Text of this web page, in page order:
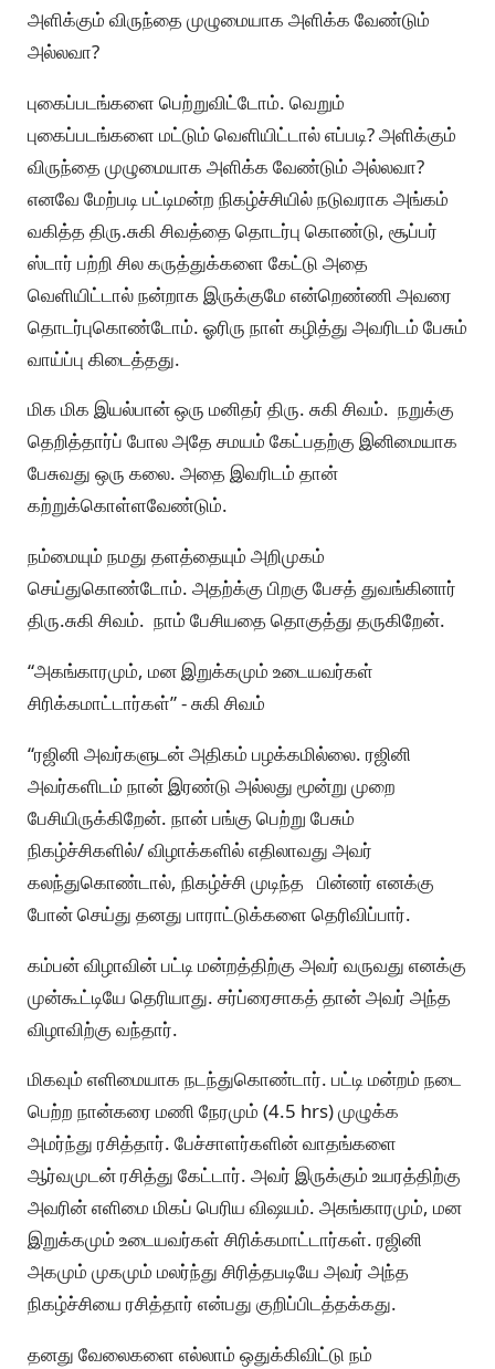
அளிக்கும் விருந்தை முழுமையாக அளிக்க வேண்டும்
அல்லவா?
புகைப்படங்களை பெற்றுவிட்டோம். வெறும்
புகைப்படங்களை மட்டும் வெளியிட்டால் எப்படி? அளிக்கும்
விருந்தை முழுமையாக அளிக்க வேண்டும் அல்லவா?
எனவே மேற்படி பட்டிமன்ற நிகழ்ச்சியில் நடுவராக அங்கம்
வகித்த திரு.சுகி சிவத்தை தொடர்பு கொண்டு, சூப்பர்
ஸ்டார் பற்றி சில கருத்துக்களை கேட்டு அதை
வெளியிட்டால் நன்றாக இருக்குமே என்றெண்ணி அவரை
தொடர்புகொண்டோம். ஓரிரு நாள் கழித்து அவரிடம் பேசும்
வாய்ப்பு கிடைத்தது.
மிக மிக இயல்பான் ஒரு மனிதர் திரு. சுகி சிவம். நறுக்கு
தெறித்தார்ப் போல அதே சமயம் கேட்பதற்கு இனிமையாக
பேசுவது ஒரு கலை. அதை இவரிடம் தான்
கற்றுக்கொள்ளவேண்டும்.
நம்மையும் நமது தளத்தையும் அறிமுகம்
செய்துகொண்டோம். அதற்க்கு பிறகு பேசத் துவங்கினார்
திரு.சுகி சிவம். நாம் பேசியதை தொகுத்து தருகிறேன்.
“அகங்காரமும், மன இறுக்கமும் உடையவர்கள்
சிரிக்கமாட்டார்கள்” - சுகி சிவம்
“ரஜினி அவர்களுடன் அதிகம் பழக்கமில்லை. ரஜினி
அவர்களிடம் நான் இரண்டு அல்லது மூன்று முறை
பேசியிருக்கிறேன். நான் பங்கு பெற்று பேசும்
நிகழ்ச்சிகளில்/ விழாக்களில் எதிலாவது அவர்
கலந்துகொண்டால், நிகழ்ச்சி முடிந்த பின்னர் எனக்கு
போன் செய்து தனது பாராட்டுக்களை தெரிவிப்பார்.
கம்பன் விழாவின் பட்டி மன்றத்திற்கு அவர் வருவது எனக்கு
முன்கூட்டியே தெரியாது. சர்ப்ரைசாகத் தான் அவர் அந்த
விழாவிற்கு வந்தார்.
மிகவும் எளிமையாக நடந்துகொண்டார். பட்டி மன்றம் நடை
பெற்ற நான்கரை மணி நேரமும் (4.5 hrs) முழுக்க
அமர்ந்து ரசித்தார். பேச்சாளர்களின் வாதங்களை
ஆர்வமுடன் ரசித்து கேட்டார். அவர் இருக்கும் உயரத்திற்கு
அவரின் எளிமை மிகப் பெரிய விஷயம். அகங்காரமும், மன
இறுக்கமும் உடையவர்கள் சிரிக்கமாட்டார்கள். ரஜினி
அகமும் முகமும் மலர்ந்து சிரித்தபடியே அவர் அந்த
நிகழ்ச்சியை ரசித்தார் என்பது குறிப்பிடத்தக்கது.
தனது வேலைகளை எல்லாம் ஒதுக்கிவிட்டு நம்